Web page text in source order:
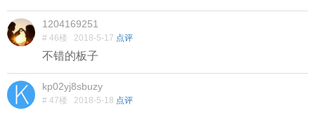
1204169251
# 46楼 2018-5-17 点评
不错的板子
kp02yj8sbuzy
# 47楼 2018-5-18 点评